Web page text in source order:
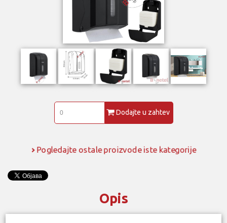
Dodajte u zahtev
Pogledajte ostale proizvode iste kategorije
Opis